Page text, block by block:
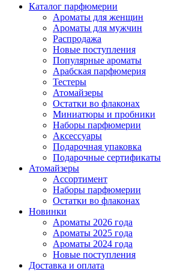
Каталог парфюмерии
Ароматы для женщин
Ароматы для мужчин
Распродажа
Новые поступления
Популярные ароматы
Арабская парфюмерия
Тестеры
Атомайзеры
Остатки во флаконах
Миниатюры и пробники
Наборы парфюмерии
Аксессуары
Подарочная упаковка
Подарочные сертификаты
Атомайзеры
Ассортимент
Наборы парфюмерии
Остатки во флаконах
Новинки
Ароматы 2026 года
Ароматы 2025 года
Ароматы 2024 года
Новые поступления
Доставка и оплата